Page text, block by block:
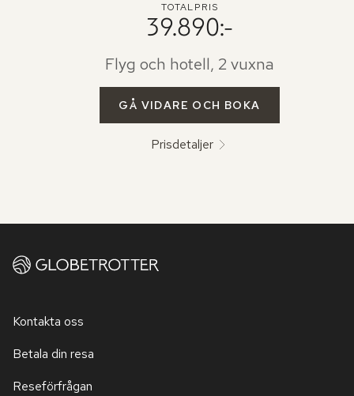
TOTALPRIS
39.890:-
Flyg och hotell, 2 vuxna
GÅ VIDARE OCH BOKA
Prisdetaljer
Kontakta oss
Betala din resa
Reseförfrågan